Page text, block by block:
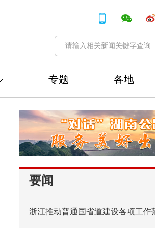
专题 各地
要闻
浙江推动普通国省道建设各项工作